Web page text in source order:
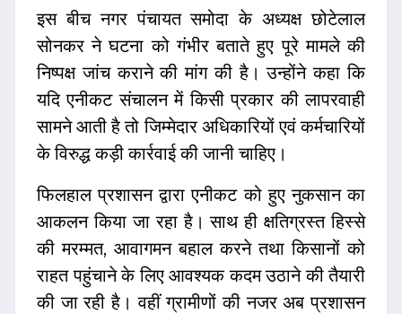
इस बीच नगर पंचायत समोदा के अध्यक्ष छोटेलाल
सोनकर ने घटना को गंभीर बताते हुए पूरे मामले की
निष्पक्ष जांच कराने की मांग की है। उन्होंने कहा कि
यदि एनीकट संचालन में किसी प्रकार की लापरवाही
सामने आती है तो जिम्मेदार अधिकारियों एवं कर्मचारियों
के विरुद्ध कड़ी कार्रवाई की जानी चाहिए।
फिलहाल प्रशासन द्वारा एनीकट को हुए नुकसान का
आकलन किया जा रहा है। साथ ही क्षतिग्रस्त हिस्से
की मरम्मत, आवागमन बहाल करने तथा किसानों को
राहत पहुंचाने के लिए आवश्यक कदम उठाने की तैयारी
की जा रही है। वहीं ग्रामीणों की नजर अब प्रशासन